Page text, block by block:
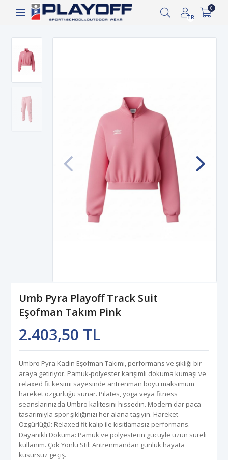
Siparişin 2-8 iş günü arasında kargoya verilecektir.
TR
0
Umb Pyra Playoff Track Suit
Eşofman Takım Pink
2.403,50 TL
Umbro Pyra Kadın Eşofman Takımı, performans ve şıklığı bir
araya getiriyor. Pamuk-polyester karışımlı dokuma kumaşı ve
relaxed fit kesimi sayesinde antrenman boyu maksimum
hareket özgürlüğü sunar. Pilates, yoga veya fitness
seanslarınızda Umbro kalitesini hissedin. Modern dar paça
tasarımıyla spor şıklığınızı her alana taşıyın. Hareket
Özgürlüğü: Relaxed fit kalıp ile kısıtlamasız performans.
Dayanıklı Dokuma: Pamuk ve polyesterin gücüyle uzun süreli
kullanım. Çok Yönlü Stil: Antrenmandan günlük hayata
kusursuz geçiş.